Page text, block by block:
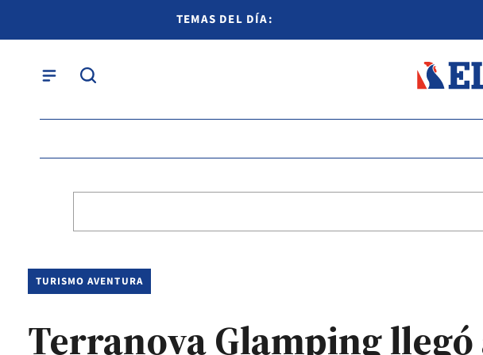
TEMAS DEL DÍA:
TURISMO AVENTURA
Terranova Glamping